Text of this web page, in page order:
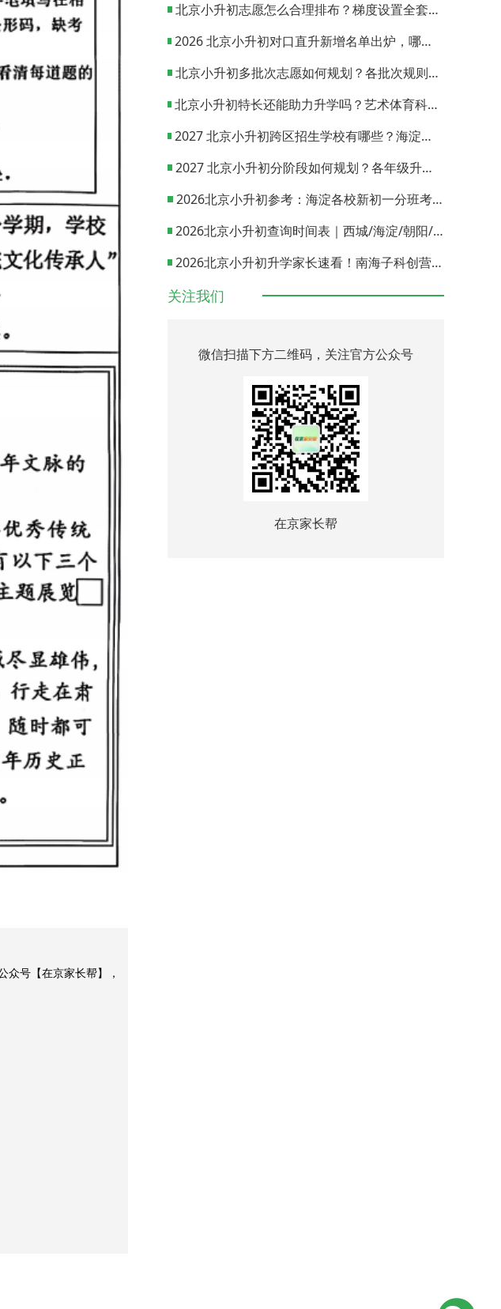
号【在京家长帮】，
北京小升初志愿怎么合理排布？梯度设置全套策略与填报避坑指南
2026 北京小升初对口直升新增名单出炉，哪些小学可以直升优质初中？
北京小升初多批次志愿如何规划？各批次规则与填报实操指南
北京小升初特长还能助力升学吗？艺术体育科技特长机会与误区全面解析
2027 北京小升初跨区招生学校有哪些？海淀西城东城全市招生校完整汇总
2027 北京小升初分阶段如何规划？各年级升学节点与升学通道全梳理
2026北京小升初参考：海淀各校新初一分班考试日期汇总
2026北京小升初查询时间表｜西城/海淀/朝阳/东城/丰台一键对照
2026北京小升初升学家长速看！南海子科创营报名通道正式开启
关注我们
微信扫描下方二维码，关注官方公众号
在京家长帮